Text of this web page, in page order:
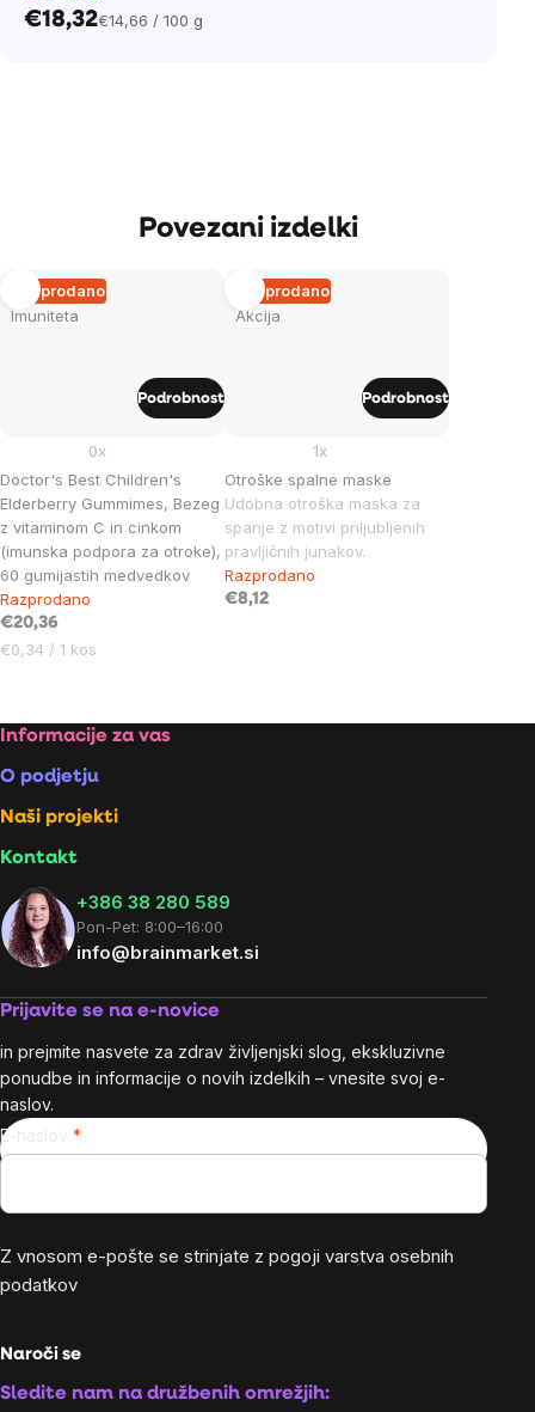
€18,32Cena
€14,66 / 100 g
Povezani izdelki
Imuniteta
Razprodano
Doctor's Best Children's
Elderberry Gummimes, Bezeg
z vitaminom C in cinkom
(imunska podpora za otroke),
60 gumijastih medvedkov
0x
Razprodano
€20,36
Cena
€0,34 / 1 kos
Podrobnost
Akcija
Razprodano
Otroške spalne maske
Udobna otroška maska ​​za
spanje z motivi priljubljenih
pravljičnih junakov.
1x
Razprodano
€8,12
Podrobnost
Footer
Informacije za vas
O podjetju
Naši projekti
Kontakt
+386 38 280 589
Pon-Pet: 8:00–16:00
info@brainmarket.si
Prijavite se na e-novice
in prejmite nasvete za zdrav življenjski slog, ekskluzivne
ponudbe in informacije o novih izdelkih – vnesite svoj e-
naslov.
E-naslov
Z vnosom e-pošte se strinjate z pogoji varstva osebnih
podatkov
Naroči se
Sledite nam na družbenih omrežjih: